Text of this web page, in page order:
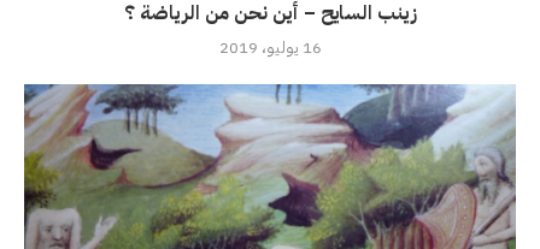
زينب السايح – أين نحن من الرياضة ؟
16 يوليو، 2019